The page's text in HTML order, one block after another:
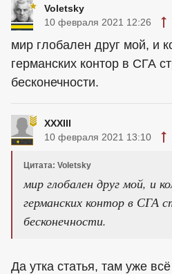
Voletsky
10 февраля 2021 12:26
мир глобален друг мой, и
германских контор в СГА
бесконечности.
XXXIII
10 февраля 2021 13:10
Цитата: Voletsky
мир глобален друг мой, и
германских контор в СГА
бесконечности.
Да утка статья, там уже